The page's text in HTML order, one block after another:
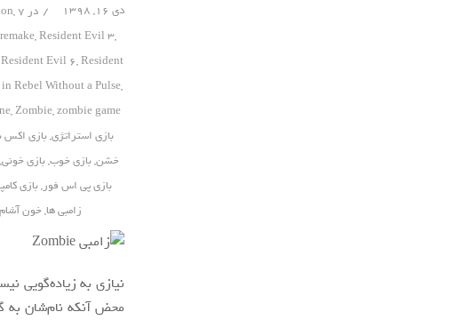
دی ۱۶, ۱۳۹۸ / در 7 Days to Die
,
,Resident Evil 3,
Resident Evil 6,Resident
Rebel Without a Pulse,
,Zombie,zombie game
بازی استراتژی,بازی اکس
خشن,بازی خوب,بازی خونی
بازی پی اس فور,بازی
زامبی ها,خون
نیازی به زیاده‌گویی
محض آنکه نام‌شان به